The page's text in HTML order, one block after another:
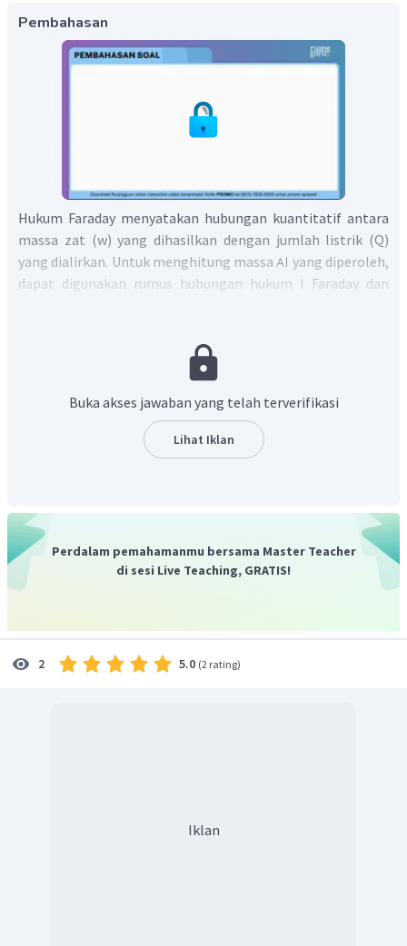
Pembahasan
Hukum Faraday menyatakan hubungan kuantitatif antara
massa zat (w) yang dihasilkan dengan jumlah listrik (Q)
yang dialirkan. Untuk menghitung massa
yang diperoleh,
dapat digunakan rumus hubungan hukum I Faraday dan
Dari perhitungan di atas, diperoleh w (massa
18 gram.
Buka akses jawaban yang telah terverifikasi
Lihat Iklan
Perdalam pemahamanmu bersama Master Teacher
di sesi Live Teaching, GRATIS!
2 5.0 (2 rating)
Iklan